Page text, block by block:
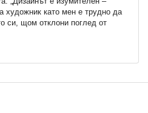
художник като мен е трудно да
си, щом отклони поглед от